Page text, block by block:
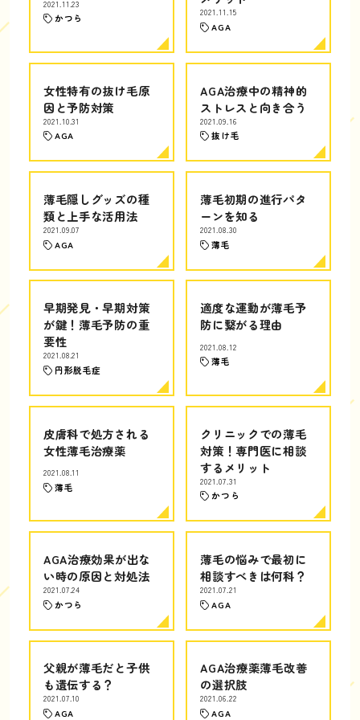
2021.11.23
かつら
2021.11.15
AGA
女性特有の抜け毛原
因と予防対策
2021.10.31
AGA
AGA治療中の精神的
ストレスと向き合う
2021.09.16
抜け毛
薄毛隠しグッズの種
類と上手な活用法
2021.09.07
AGA
薄毛初期の進行パタ
ーンを知る
2021.08.30
薄毛
早期発見・早期対策
が鍵！薄毛予防の重
要性
2021.08.21
円形脱毛症
適度な運動が薄毛予
防に繋がる理由
2021.08.12
薄毛
皮膚科で処方される
女性薄毛治療薬
2021.08.11
薄毛
クリニックでの薄毛
対策！専門医に相談
するメリット
2021.07.31
かつら
AGA治療効果が出な
い時の原因と対処法
2021.07.24
かつら
薄毛の悩みで最初に
相談すべきは何科？
2021.07.21
AGA
父親が薄毛だと子供
も遺伝する？
2021.07.10
AGA
AGA治療薬薄毛改善
の選択肢
2021.06.22
AGA